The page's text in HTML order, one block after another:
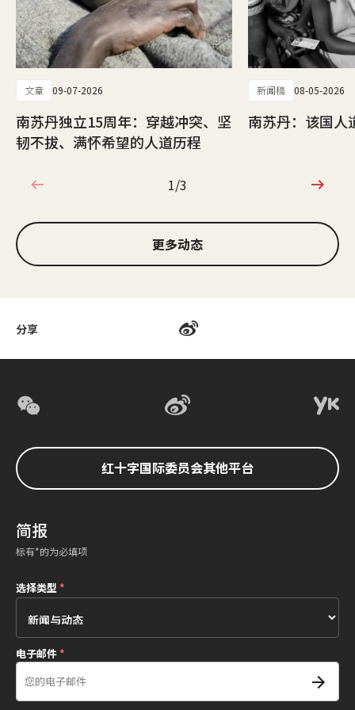
分享
文章 09-07-2026
南苏丹独立15周年：穿越冲突、坚
韧不拔、满怀希望的人道历程
新闻稿 08-05-2026
南苏丹：该国人
1/3
1/3
更多动态
红十字国际委员会其他平台
简报
标有*的为必填项
选择类型*
电子邮件*